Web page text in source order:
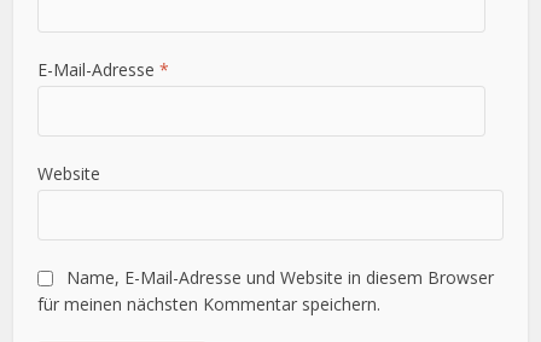
E-Mail-Adresse*
Website
Name, E-Mail-Adresse und Website in diesem Browser
für meinen nächsten Kommentar speichern.